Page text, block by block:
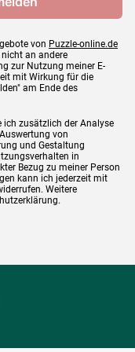
von Puzzle-online.de
nicht an andere
zur Nutzung meiner E-
mit Wirkung für die
am Ende des
ich zusätzlich der Analyse
von
und Gestaltung
in
Bezug zu meiner Person
kann ich jederzeit mit
Weitere